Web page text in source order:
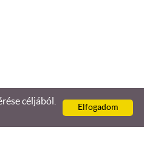
Elfogadom
céljából.